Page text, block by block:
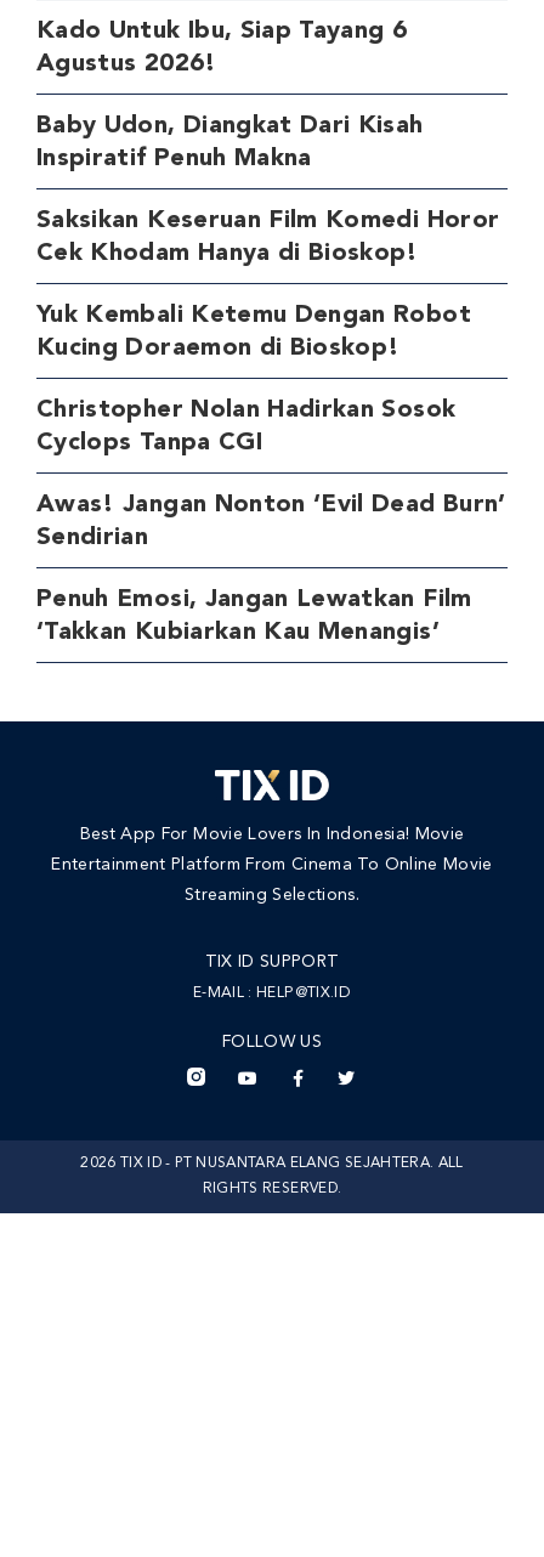
Kado Untuk Ibu, Siap Tayang 6
Agustus 2026!
Baby Udon, Diangkat Dari Kisah
Inspiratif Penuh Makna
Saksikan Keseruan Film Komedi Horor
Cek Khodam Hanya di Bioskop!
Yuk Kembali Ketemu Dengan Robot
Kucing Doraemon di Bioskop!
Christopher Nolan Hadirkan Sosok
Cyclops Tanpa CGI
Awas! Jangan Nonton ‘Evil Dead Burn’
Sendirian
Penuh Emosi, Jangan Lewatkan Film
‘Takkan Kubiarkan Kau Menangis’
Best App For Movie Lovers In Indonesia! Movie
Entertainment Platform From Cinema To Online Movie
Streaming Selections.
TIX ID SUPPORT
E-MAIL : HELP@TIX.ID
FOLLOW US
2026 TIX ID - PT NUSANTARA ELANG SEJAHTERA. ALL
RIGHTS RESERVED.